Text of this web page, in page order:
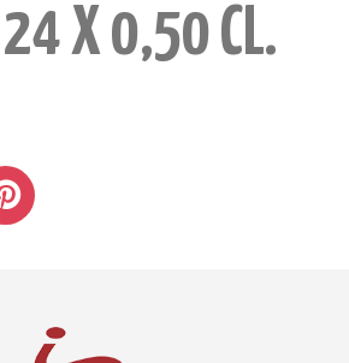
X 0,50 CL.